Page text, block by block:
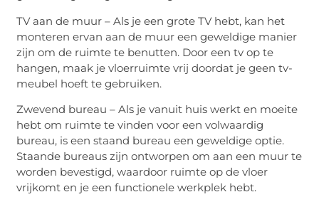
TV aan de muur – Als je een grote TV hebt, kan het
monteren ervan aan de muur een geweldige manier
zijn om de ruimte te benutten. Door een tv op te
hangen, maak je vloerruimte vrij doordat je geen tv-
meubel hoeft te gebruiken.
Zwevend bureau – Als je vanuit huis werkt en moeite
hebt om ruimte te vinden voor een volwaardig
bureau, is een staand bureau een geweldige optie.
Staande bureaus zijn ontworpen om aan een muur te
worden bevestigd, waardoor ruimte op de vloer
vrijkomt en je een functionele werkplek hebt.